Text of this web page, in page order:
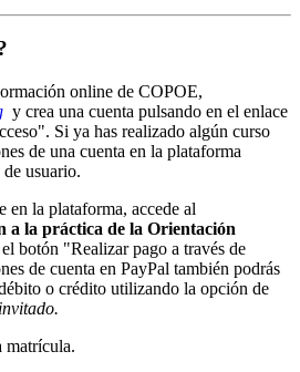
online de COPOE,
y crea una cuenta pulsando en el enlace
Si ya has realizado algún curso
de una cuenta en la plataforma
de usuario.
en la plataforma, accede al
a la práctica de la Orientación
botón "Realizar pago a través de
de cuenta en PayPal también podrás
o crédito utilizando la opción de
matrícula.